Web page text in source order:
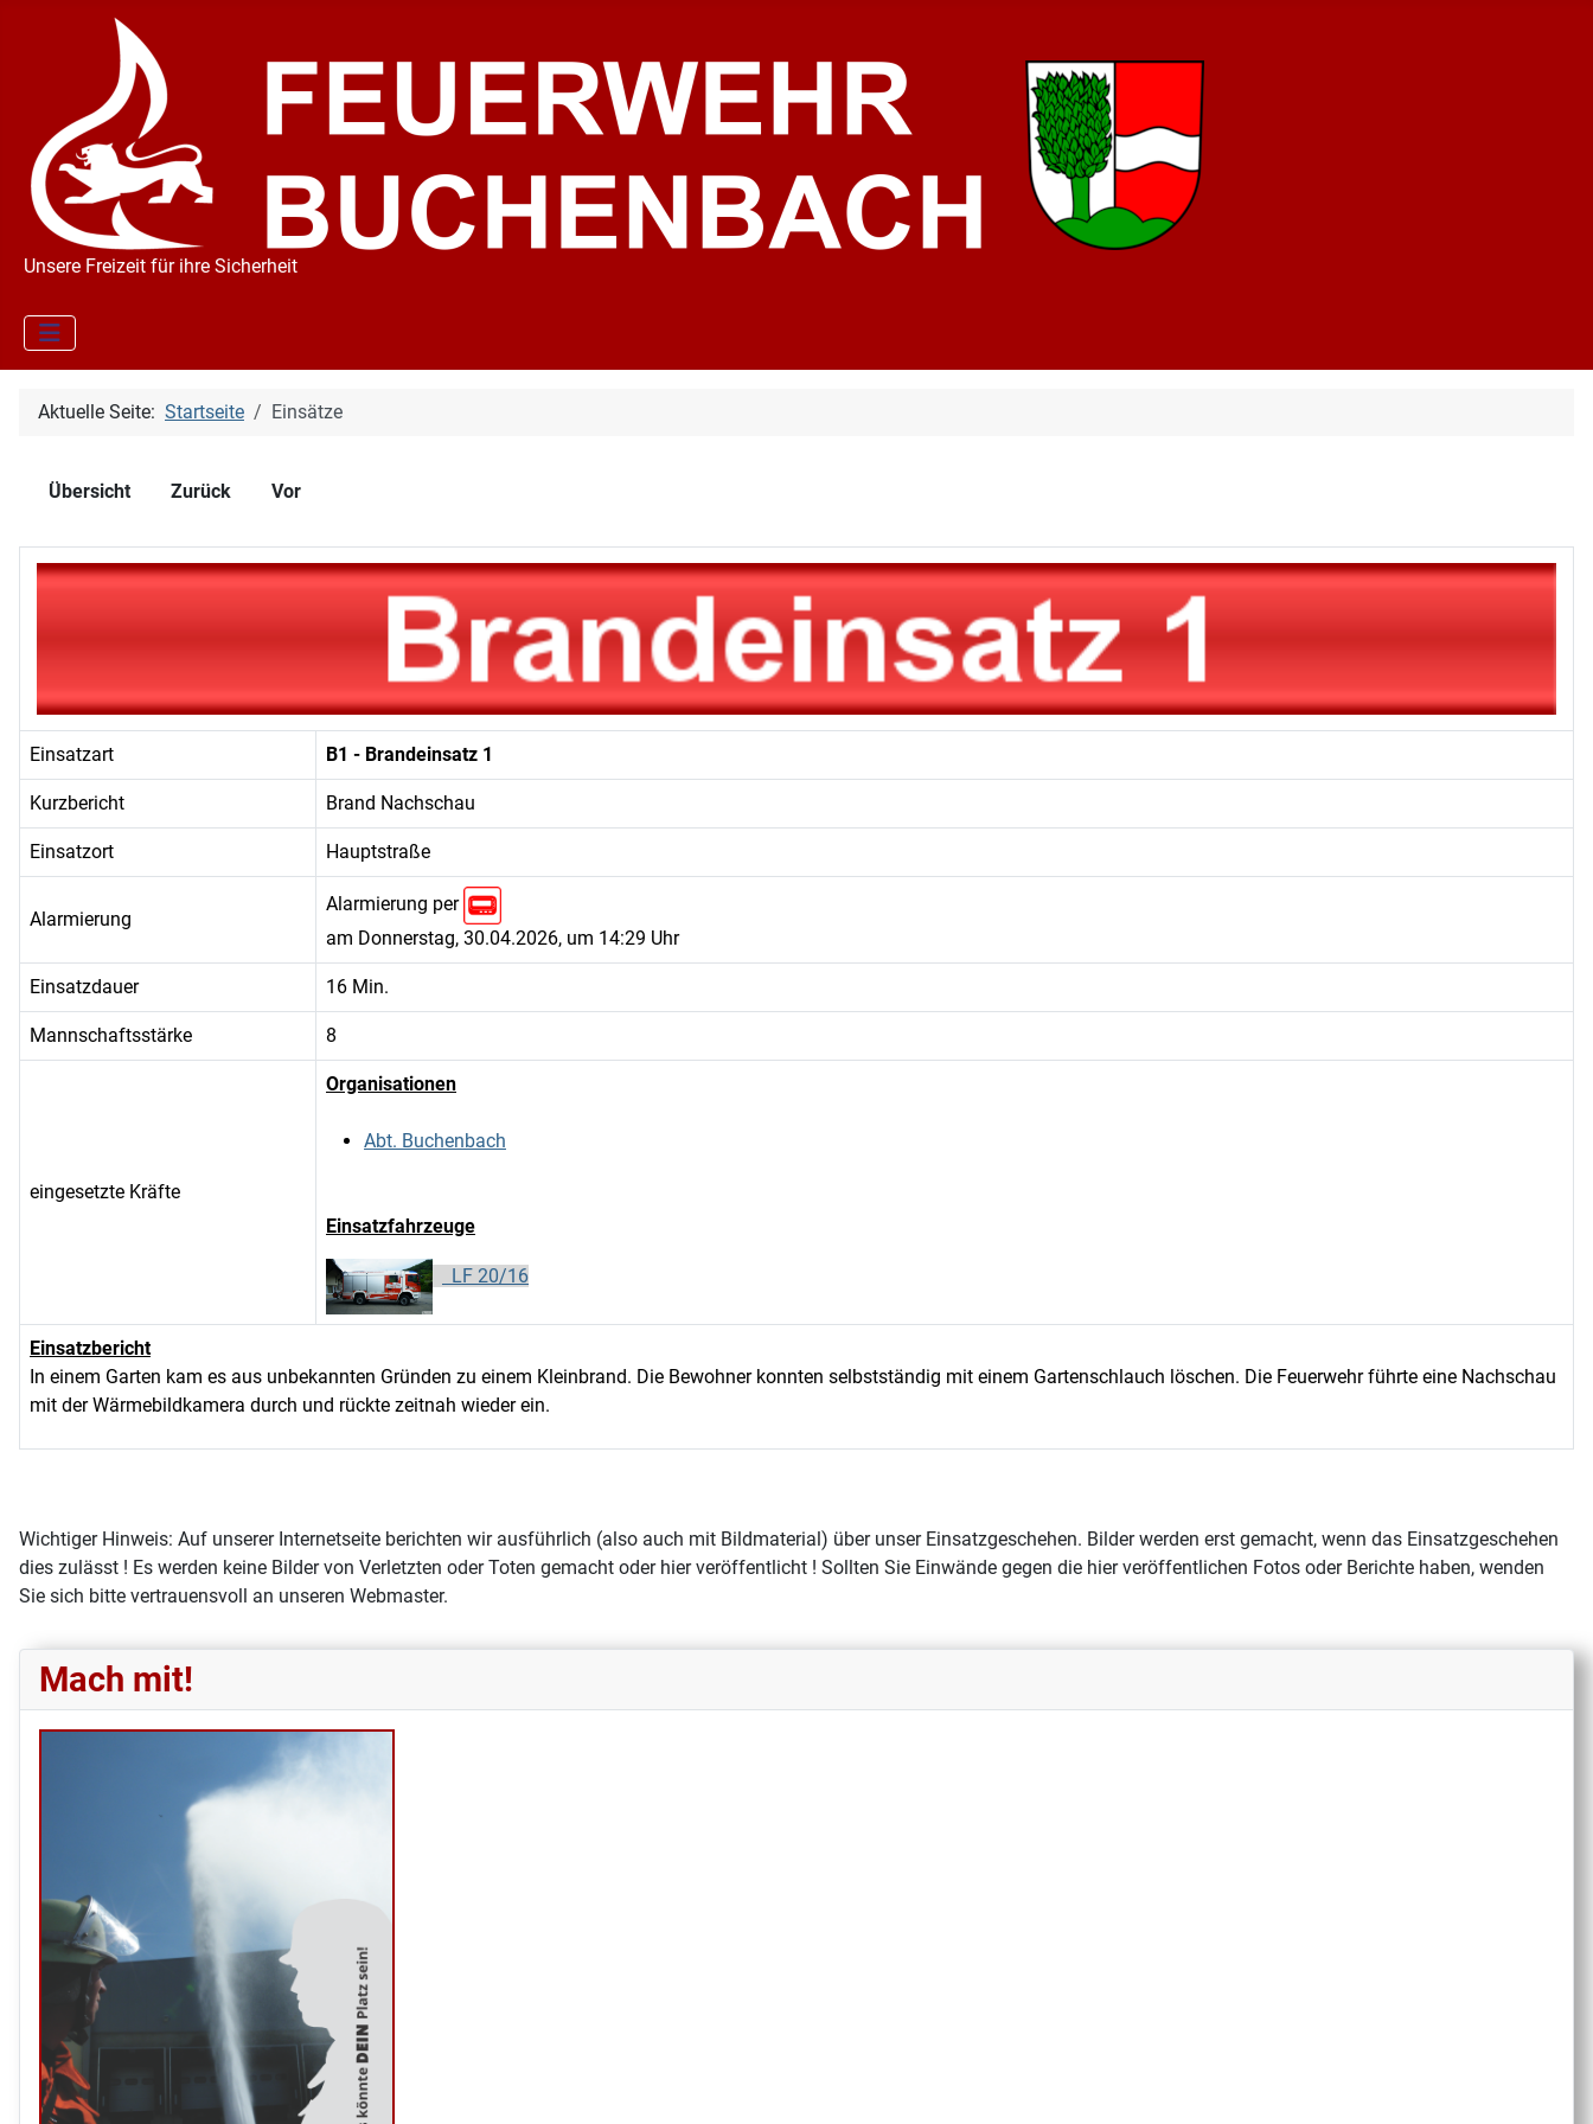
Unsere Freizeit für ihre Sicherheit
Aktuelle Seite: Startseite Einsätze
Übersicht Zurück Vor
Einsatzart B1 - Brandeinsatz 1
Kurzbericht Brand Nachschau
Einsatzort Hauptstraße
Alarmierung
Alarmierung per
am Donnerstag, 30.04.2026, um 14:29 Uhr
Einsatzdauer 16 Min.
Mannschaftsstärke 8
eingesetzte Kräfte
Organisationen
Abt. Buchenbach
Einsatzfahrzeuge
LF 20/16
Einsatzbericht
In einem Garten kam es aus unbekannten Gründen zu einem Kleinbrand. Die Bewohner konnten selbstständig mit einem Gartenschlauch löschen. Die Feuerwehr führte eine Nachschau
mit der Wärmebildkamera durch und rückte zeitnah wieder ein.
Wichtiger Hinweis: Auf unserer Internetseite berichten wir ausführlich (also auch mit Bildmaterial) über unser Einsatzgeschehen. Bilder werden erst gemacht, wenn das Einsatzgeschehen
dies zulässt ! Es werden keine Bilder von Verletzten oder Toten gemacht oder hier veröffentlicht ! Sollten Sie Einwände gegen die hier veröffentlichen Fotos oder Berichte haben, wenden
Sie sich bitte vertrauensvoll an unseren Webmaster.
Mach mit!